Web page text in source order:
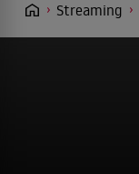
Streaming